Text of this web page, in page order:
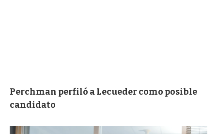
Perchman perfiló a Lecueder como posible
candidato